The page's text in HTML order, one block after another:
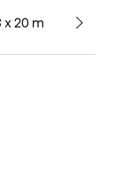
x 20 m